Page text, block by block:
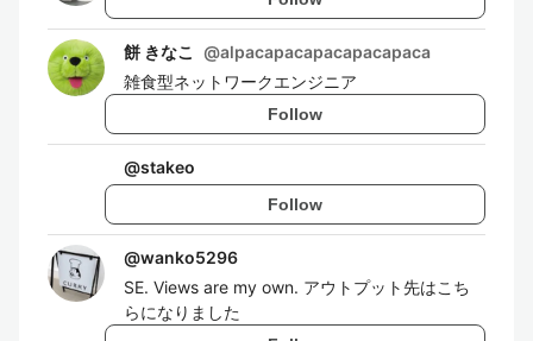
餅 きなこ @alpacapacapacapacapaca
雑食型ネットワークエンジニア
Follow
@stakeo
Follow
@wanko5296
SE. Views are my own. アウトプット先はこち
らになりました